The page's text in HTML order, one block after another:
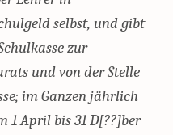
selbst, und gibt
zur
und von der Stelle
im Ganzen jährlich
1 April bis 31 D[??]ber